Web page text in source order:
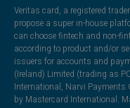
Veritas card, a registered
propose a super in-house
can choose fintech and non-
according to product and/or
issuers for accounts and
(Ireland) Limited (trading as
International, Narvi Payments
by Mastercard International.